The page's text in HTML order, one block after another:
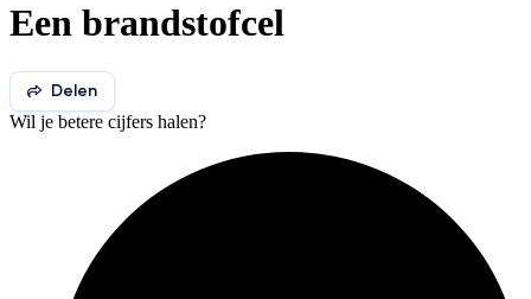
Een brandstofcel
Delen
Wil je betere cijfers halen?